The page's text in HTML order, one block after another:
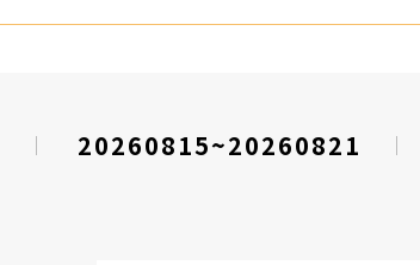
20260815~20260821